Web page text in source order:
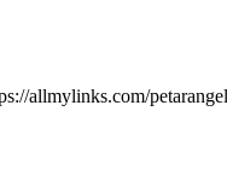
allmylinks.com/